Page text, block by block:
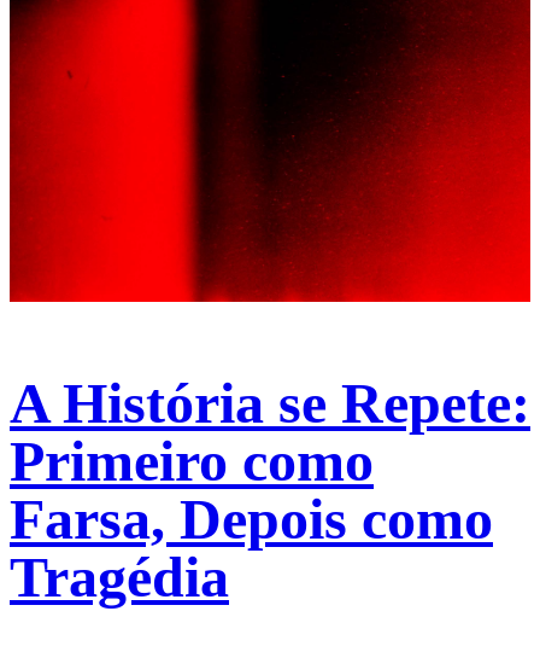
A História se Repete:
Primeiro como
Farsa, Depois como
Tragédia